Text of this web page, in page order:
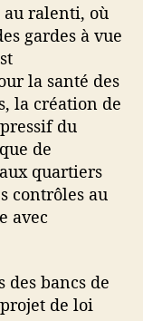
ralenti, où
gardes à vue
la santé des
la création de
du
de
quartiers
contrôles au
avec
bancs de
de loi